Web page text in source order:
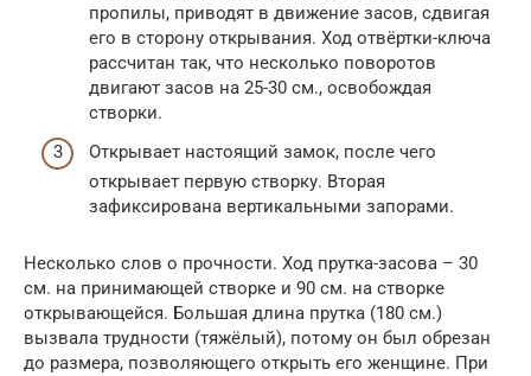
пропилы, приводят в движение засов, сдвигая
его в сторону открывания. Ход отвёртки-ключа
рассчитан так, что несколько поворотов
двигают засов на 25-30 см., освобождая
створки.
Открывает настоящий замок, после чего
открывает первую створку. Вторая
зафиксирована вертикальными запорами.
Несколько слов о прочности. Ход прутка-засова – 30
см. на принимающей створке и 90 см. на створке
открывающейся. Большая длина прутка (180 см.)
вызвала трудности (тяжёлый), потому он был обрезан
до размера, позволяющего открыть его женщине. При